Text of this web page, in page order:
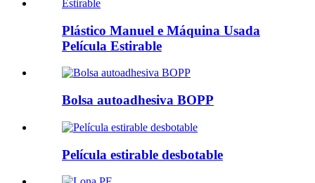
Plástico Manuel e Máquina Usada
Película Estirable
Bolsa autoadhesiva BOPP
Película estirable desbotable